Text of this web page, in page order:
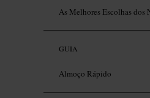
As Melhores Escolhas dos
GUIA
Almoço Rápido